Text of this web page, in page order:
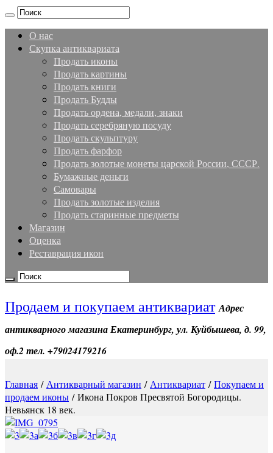
О нас
Скупка антиквариата
Продать иконы
Продать картины
Продать книги
Продать Будды
Продать ордена, медали, знаки
Продать серебряную посуду
Продать скульптуру
Продать фарфор
Продать золотые монеты царской России, СССР.
Бумажные деньги
Самовары
Продать золотые изделия
Продать старинные предметы
Магазин
Оценка
Реставрация икон
Продаем и покупаем антиквариат Адрес
антикварного магазина Екатеринбург, ул. Куйбышева, д. 99,
оф.2 тел. +79024179216
Главная / Антикварный магазин / Антиквариат /Покупаем и
продаем иконы / Икона Покров Пресвятой Богородицы.
Невьянск 18 век.